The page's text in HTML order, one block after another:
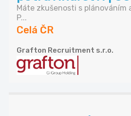
Máte zkušenosti s plánováním
P...
Celá ČR
Grafton Recruitment s.r.o.